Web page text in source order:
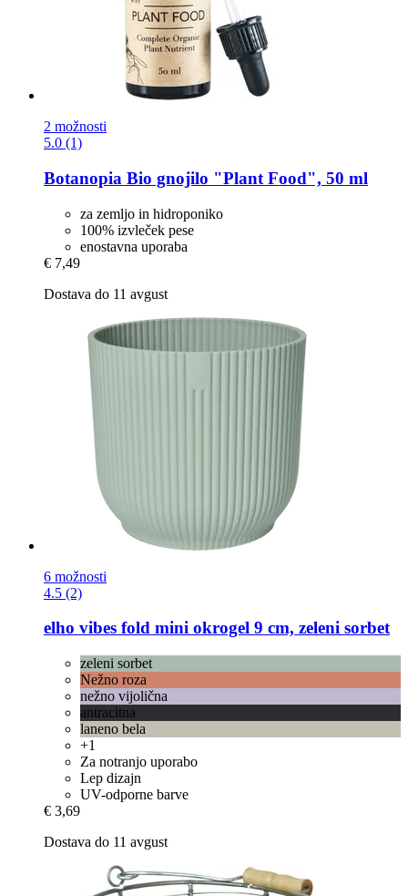
2 možnosti
5.0 (1)
Botanopia Bio gnojilo "Plant Food", 50 ml
za zemljo in hidroponiko
100% izvleček pese
enostavna uporaba
€ 7,49
Dostava do 11 avgust
6 možnosti
4.5 (2)
elho vibes fold mini okrogel 9 cm, zeleni sorbet
zeleni sorbet
Nežno roza
nežno vijolična
antracitna
laneno bela
+1
Za notranjo uporabo
Lep dizajn
UV-odporne barve
€ 3,69
Dostava do 11 avgust